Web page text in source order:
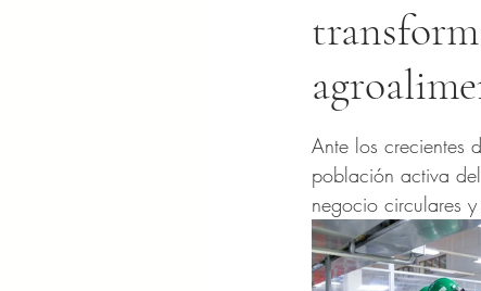
Ante los crecientes
población activa
negocio circulares